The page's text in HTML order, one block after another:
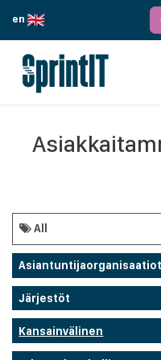
en
All
Asiantuntijaorganisaatiot
Järjestöt
Kansainvälinen